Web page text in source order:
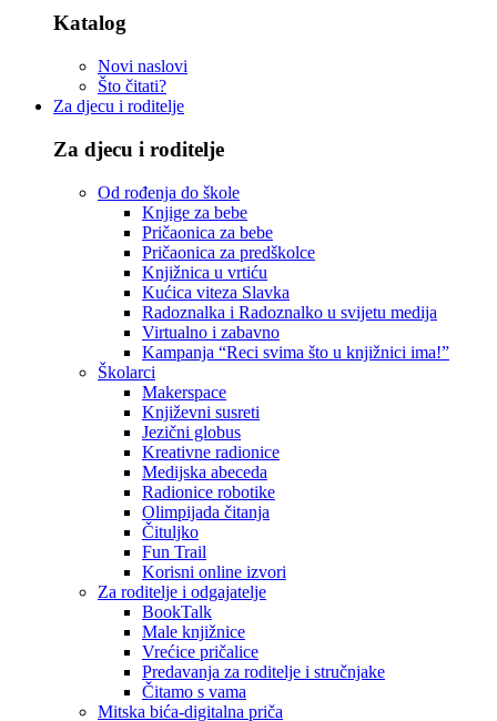
Katalog
Novi naslovi
Što čitati?
Za djecu i roditelje
Za djecu i roditelje
Od rođenja do škole
Knjige za bebe
Pričaonica za bebe
Pričaonica za predškolce
Knjižnica u vrtiću
Kućica viteza Slavka
Radoznalka i Radoznalko u svijetu medija
Virtualno i zabavno
Kampanja “Reci svima što u knjižnici ima!”
Školarci
Makerspace
Književni susreti
Jezični globus
Kreativne radionice
Medijska abeceda
Radionice robotike
Olimpijada čitanja
Čituljko
Fun Trail
Korisni online izvori
Za roditelje i odgajatelje
BookTalk
Male knjižnice
Vrećice pričalice
Predavanja za roditelje i stručnjake
Čitamo s vama
Mitska bića-digitalna priča